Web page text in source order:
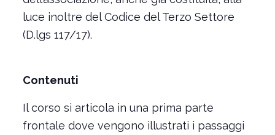
luce inoltre del Codice del Terzo Settore
(D.lgs 117/17).
Contenuti
Il corso si articola in una prima parte
frontale dove vengono illustrati i passaggi